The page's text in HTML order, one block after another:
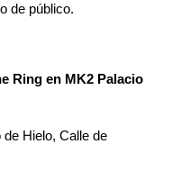
de público.
Ring en MK2 Palacio
Hielo, Calle de